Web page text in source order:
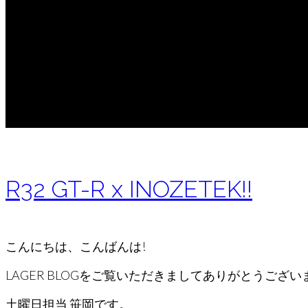
R32 GT-R x INOZETEK!!
こんにちは、こんばんは!
LAGER BLOGをご覧いただきましてありがとうござい
土曜日担当 笹岡です。